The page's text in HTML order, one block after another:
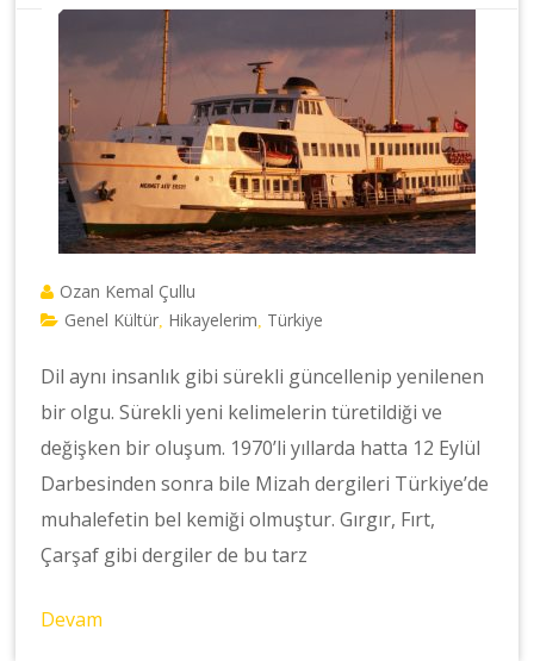
Ozan Kemal Çullu
Genel Kültür Hikayelerim Türkiye
Dil aynı insanlık gibi sürekli güncellenip yenilenen
bir olgu. Sürekli yeni kelimelerin türetildiği ve
değişken bir oluşum. 1970’li yıllarda hatta 12 Eylül
Darbesinden sonra bile Mizah dergileri Türkiye’de
muhalefetin bel kemiği olmuştur. Gırgır, Fırt,
Çarşaf gibi dergiler de bu tarz
Devam